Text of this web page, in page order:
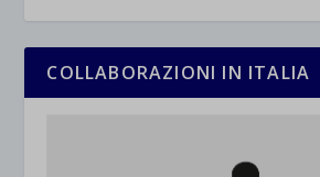
COLLABORAZIONI IN ITALIA